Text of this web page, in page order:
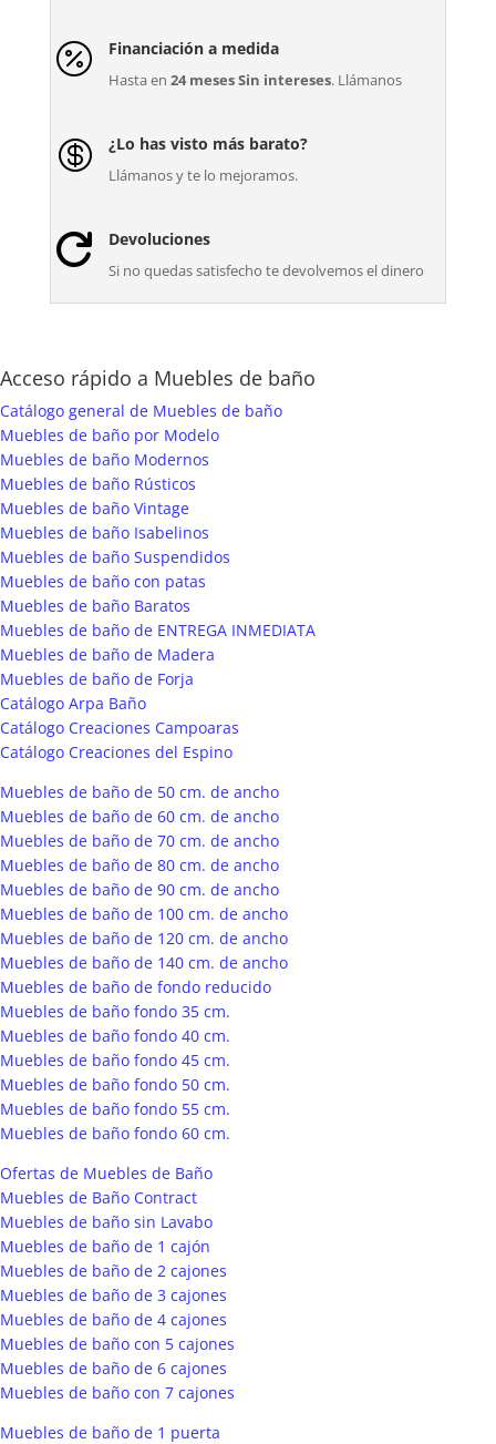
 Financiación a medida
Hasta en 24 meses Sin intereses. Llámanos
 ¿Lo has visto más barato?
Llámanos y te lo mejoramos.
 Devoluciones
Si no quedas satisfecho te devolvemos el dinero
Acceso rápido a Muebles de baño
Catálogo general de Muebles de baño
Muebles de baño por Modelo
Muebles de baño Modernos
Muebles de baño Rústicos
Muebles de baño Vintage
Muebles de baño Isabelinos
Muebles de baño Suspendidos
Muebles de baño con patas
Muebles de baño Baratos
Muebles de baño de ENTREGA INMEDIATA
Muebles de baño de Madera
Muebles de baño de Forja
Catálogo Arpa Baño
Catálogo Creaciones Campoaras
Catálogo Creaciones del Espino
Muebles de baño de 50 cm. de ancho
Muebles de baño de 60 cm. de ancho
Muebles de baño de 70 cm. de ancho
Muebles de baño de 80 cm. de ancho
Muebles de baño de 90 cm. de ancho
Muebles de baño de 100 cm. de ancho
Muebles de baño de 120 cm. de ancho
Muebles de baño de 140 cm. de ancho
Muebles de baño de fondo reducido
Muebles de baño fondo 35 cm.
Muebles de baño fondo 40 cm.
Muebles de baño fondo 45 cm.
Muebles de baño fondo 50 cm.
Muebles de baño fondo 55 cm.
Muebles de baño fondo 60 cm.
Ofertas de Muebles de Baño
Muebles de Baño Contract
Muebles de baño sin Lavabo
Muebles de baño de 1 cajón
Muebles de baño de 2 cajones
Muebles de baño de 3 cajones
Muebles de baño de 4 cajones
Muebles de baño con 5 cajones
Muebles de baño de 6 cajones
Muebles de baño con 7 cajones
Muebles de baño de 1 puerta